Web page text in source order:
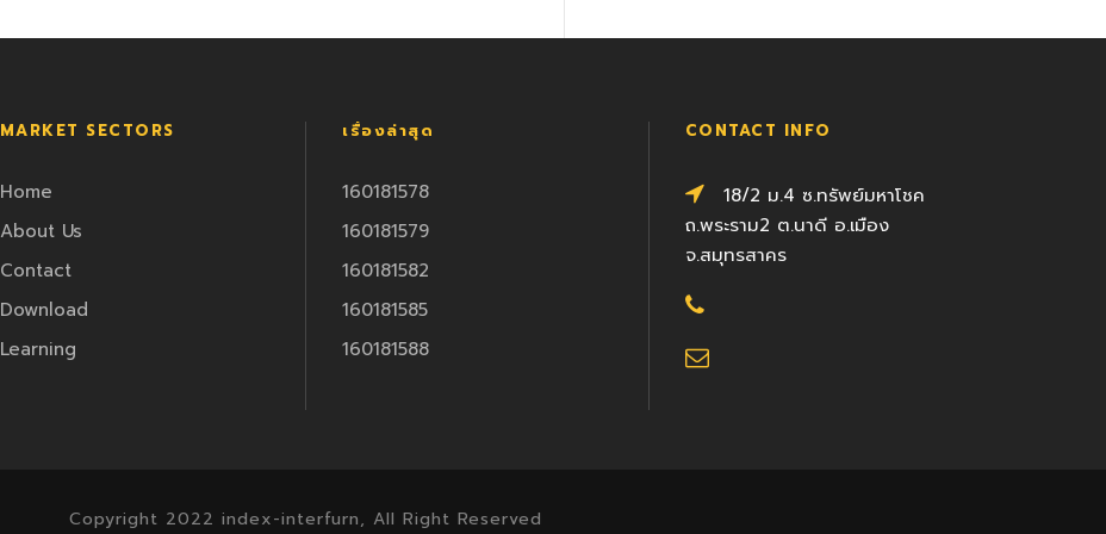
MARKET SECTORS
Home
About Us
Contact
Download
Learning
เรื่องล่าสุด
160181578
160181579
160181582
160181585
160181588
CONTACT INFO
18/2 ม.4 ซ.ทรัพย์มหาโชค
ถ.พระราม2 ต.นาดี อ.เมือง
จ.สมุทรสาคร
Copyright 2022 index-interfurn, All Right Reserved